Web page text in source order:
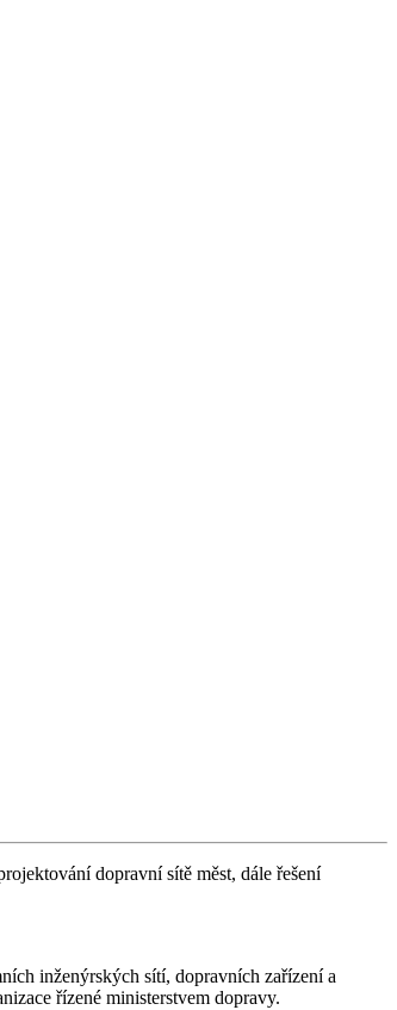
dopravní sítě měst, dále řešení
inženýrských sítí, dopravních zařízení a
řízené ministerstvem dopravy.